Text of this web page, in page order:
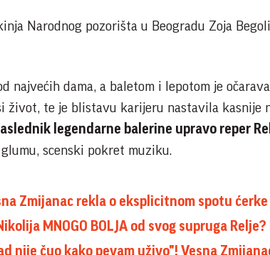
Narodnog pozorišta u Beogradu Zoja
najvećih dama, a baletom i lepotom je
život, te je blistavu karijeru nastavila kasnije
legendarne balerine upravo reper
scenski pokret muziku.
Zmijanac rekla o eksplicitnom spotu
MNOGO BOLJA od svog supruga Relje?
nije čuo kako pevam uživo"! Vesna